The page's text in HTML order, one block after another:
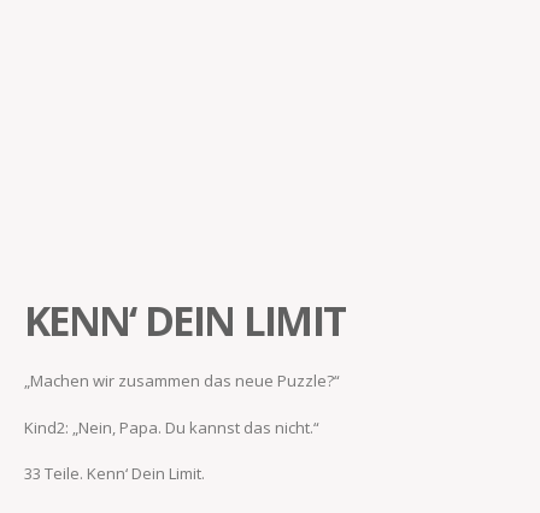
KENN‘ DEIN LIMIT
„Machen wir zusammen das neue Puzzle?“
Kind2: „Nein, Papa. Du kannst das nicht.“
33 Teile. Kenn‘ Dein Limit.